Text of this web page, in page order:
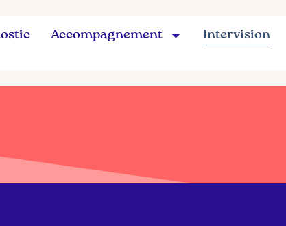
Accompagnement Intervision